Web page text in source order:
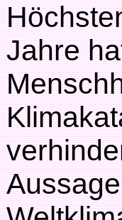
Jahre